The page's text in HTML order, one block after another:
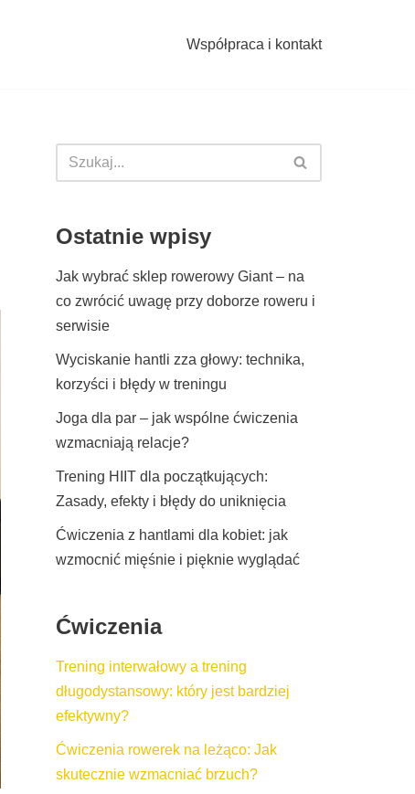
Współpraca i kontakt
Ostatnie wpisy
Jak wybrać sklep rowerowy Giant – na
co zwrócić uwagę przy doborze roweru i
serwisie
Wyciskanie hantli zza głowy: technika,
korzyści i błędy w treningu
Joga dla par – jak wspólne ćwiczenia
wzmacniają relacje?
Trening HIIT dla początkujących:
Zasady, efekty i błędy do uniknięcia
Ćwiczenia z hantlami dla kobiet: jak
wzmocnić mięśnie i pięknie wyglądać
Ćwiczenia
Trening interwałowy a trening
długodystansowy: który jest bardziej
efektywny?
Ćwiczenia rowerek na leżąco: Jak
skutecznie wzmacniać brzuch?